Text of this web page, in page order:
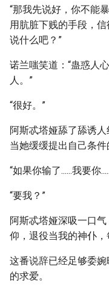
“那我先说好，你不能
用肮脏下贱的手段，
说什么吧？”
诺兰嗤笑道：“蛊惑人
人。”
“很好。”
阿斯忒塔娅舔了舔诱
当她缓缓提出自己条件
“如果你输了......我要你
“要我？”
阿斯忒塔娅深吸一口
仰，退役当我的神仆，
这番说辞已经足够委
的求爱。